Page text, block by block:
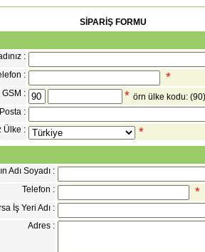
SİPARİŞ FORMU
:
:
*
GSM : * örn ülke kodu:
:
Ülke :
*
Adı Soyadı :
Telefon :
*
İş Yeri Adı :
Adres :